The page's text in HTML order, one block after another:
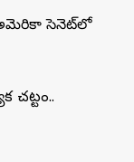
అమెరికా సెనెట్‌లో
చట్టం..